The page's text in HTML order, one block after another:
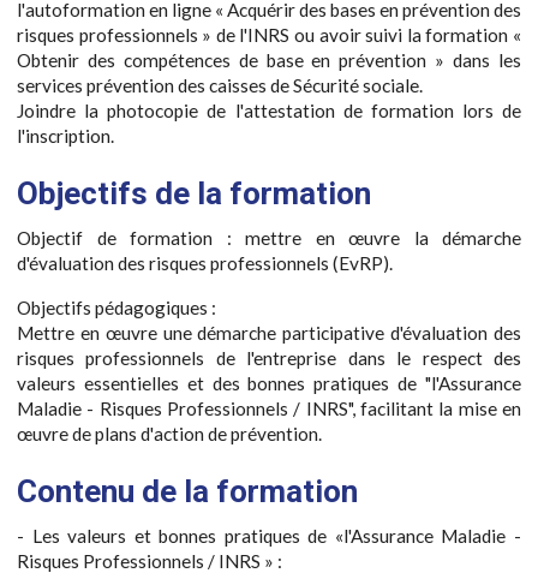
l'autoformation en ligne « Acquérir des bases en prévention des
risques professionnels » de l'INRS ou avoir suivi la formation «
Obtenir des compétences de base en prévention » dans les
services prévention des caisses de Sécurité sociale.
Joindre la photocopie de l'attestation de formation lors de
l'inscription.
Objectifs de la formation
Objectif de formation : mettre en œuvre la démarche
d'évaluation des risques professionnels (EvRP).
Objectifs pédagogiques :
Mettre en œuvre une démarche participative d'évaluation des
risques professionnels de l'entreprise dans le respect des
valeurs essentielles et des bonnes pratiques de "l'Assurance
Maladie - Risques Professionnels / INRS", facilitant la mise en
œuvre de plans d'action de prévention.
Contenu de la formation
- Les valeurs et bonnes pratiques de «l'Assurance Maladie -
Risques Professionnels / INRS » :